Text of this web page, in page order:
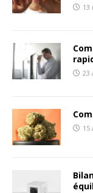
13
23
15